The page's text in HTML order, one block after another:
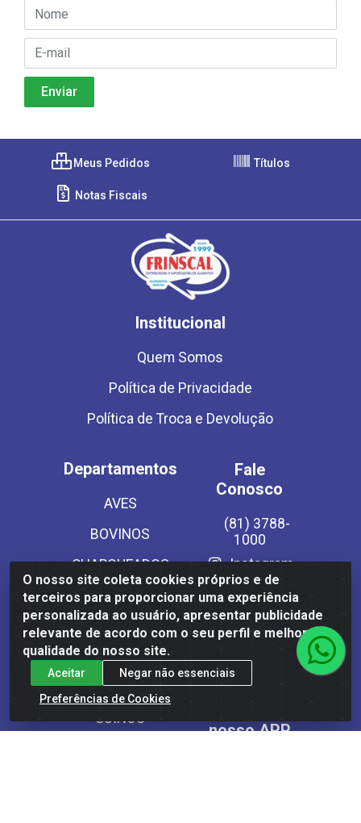
O nosso site coleta cookies próprios e de
terceiros para proporcionar uma experiência
personalizada ao usuário, apresentar publicidade
relevante de acordo com o seu perfil e melhorar a
qualidade do nosso site.
Aceitar
Negar não essenciais
Preferências de Cookies
Meus Pedidos Títulos
Notas Fiscais
Institucional
Quem Somos
Política de Privacidade
Política de Troca e Devolução
Departamentos
AVES
BOVINOS
CHARQUEADOS
EMBUTIDOS
LATICINIOS
PESCADOS
SECOS
SUINOS
Fale
Conosco
(81) 3788-
1000
Instagram
Site Seguro
nosso APP